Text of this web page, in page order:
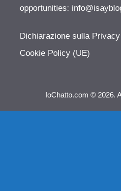
opportunities:
Dichiarazione sulla
Cookie Policy (UE)
IoChatto.com © 2026.